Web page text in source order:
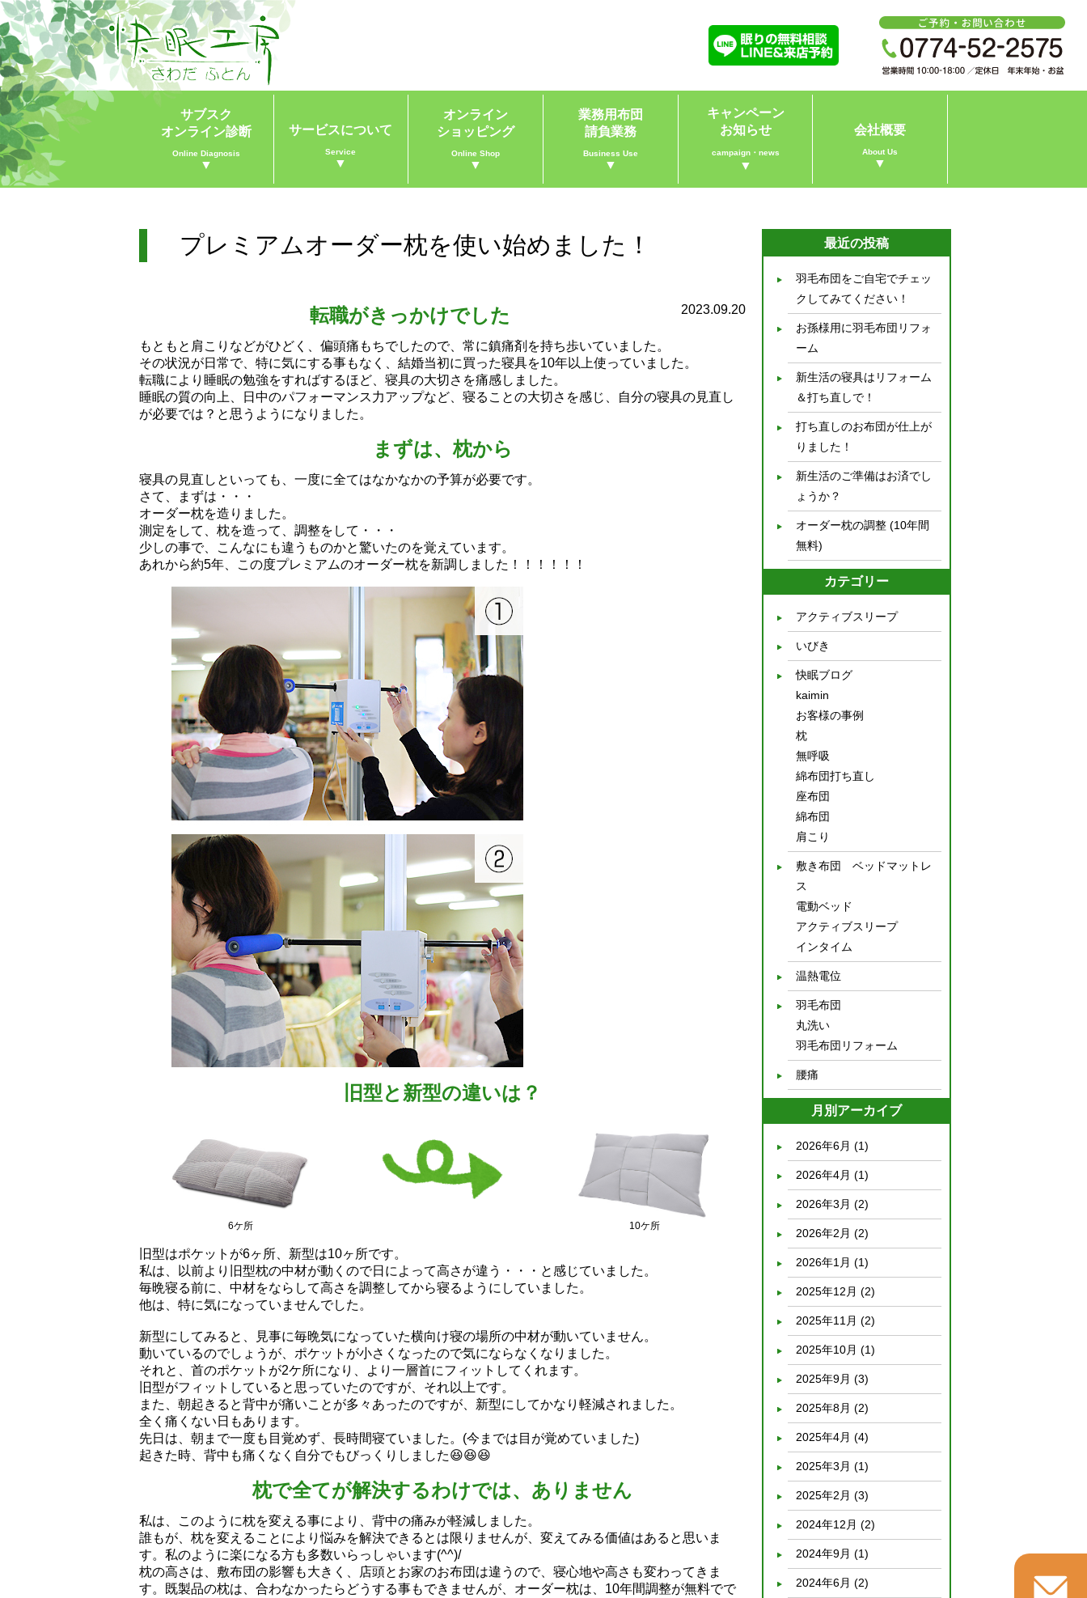
サブスク
オンライン診断
Online Diagnosis
▼
サービスについて
Service
▼
オンライン
ショッピング
Online Shop
▼
業務用布団
請負業務
Business Use
▼
キャンペーン
お知らせ
campaign・news
▼
会社概要
About Us
▼
プレミアムオーダー枕を使い始めました！
2023.09.20
転職がきっかけでした
もともと肩こりなどがひどく、偏頭痛もちでしたので、常に鎮痛剤を持ち歩いていました。
その状況が日常で、特に気にする事もなく、結婚当初に買った寝具を10年以上使っていました。
転職により睡眠の勉強をすればするほど、寝具の大切さを痛感しました。
睡眠の質の向上、日中のパフォーマンス力アップなど、寝ることの大切さを感じ、自分の寝具の見直し
が必要では？と思うようになりました。
まずは、枕から
寝具の見直しといっても、一度に全てはなかなかの予算が必要です。
さて、まずは・・・
オーダー枕を造りました。
測定をして、枕を造って、調整をして・・・
少しの事で、こんなにも違うものかと驚いたのを覚えています。
あれから約5年、この度プレミアムのオーダー枕を新調しました！！！！！！
旧型と新型の違いは？
6ケ所 10ケ所
旧型はポケットが6ヶ所、新型は10ヶ所です。
私は、以前より旧型枕の中材が動くので日によって高さが違う・・・と感じていました。
毎晩寝る前に、中材をならして高さを調整してから寝るようにしていました。
他は、特に気になっていませんでした。
新型にしてみると、見事に毎晩気になっていた横向け寝の場所の中材が動いていません。
動いているのでしょうが、ポケットが小さくなったので気にならなくなりました。
それと、首のポケットが2ケ所になり、より一層首にフィットしてくれます。
旧型がフィットしていると思っていたのですが、それ以上です。
また、朝起きると背中が痛いことが多々あったのですが、新型にしてかなり軽減されました。
全く痛くない日もあります。
先日は、朝まで一度も目覚めず、長時間寝ていました。(今までは目が覚めていました)
起きた時、背中も痛くなく自分でもびっくりしました😆😆😆
枕で全てが解決するわけでは、ありません
私は、このように枕を変える事により、背中の痛みが軽減しました。
誰もが、枕を変えることにより悩みを解決できるとは限りませんが、変えてみる価値はあると思いま
す。私のように楽になる方も多数いらっしゃいます(^^)/
枕の高さは、敷布団の影響も大きく、店頭とお家のお布団は違うので、寝心地や高さも変わってきま
す。既製品の枕は、合わなかったらどうする事もできませんが、オーダー枕は、10年間調整が無料でで
最近の投稿
羽毛布団をご自宅でチェッ
クしてみてください！
お孫様用に羽毛布団リフォ
ーム
新生活の寝具はリフォーム
＆打ち直しで！
打ち直しのお布団が仕上が
りました！
新生活のご準備はお済でし
ょうか？
オーダー枕の調整 (10年間
無料)
カテゴリー
アクティブスリープ
いびき
快眠ブログ
kaimin
お客様の事例
枕
無呼吸
綿布団打ち直し
座布団
綿布団
肩こり
敷き布団 ベッドマットレ
ス
電動ベッド
アクティブスリープ
インタイム
温熱電位
羽毛布団
丸洗い
羽毛布団リフォーム
腰痛
月別アーカイブ
2026年6月 (1)
2026年4月 (1)
2026年3月 (2)
2026年2月 (2)
2026年1月 (1)
2025年12月 (2)
2025年11月 (2)
2025年10月 (1)
2025年9月 (3)
2025年8月 (2)
2025年4月 (4)
2025年3月 (1)
2025年2月 (3)
2024年12月 (2)
2024年9月 (1)
2024年6月 (2)